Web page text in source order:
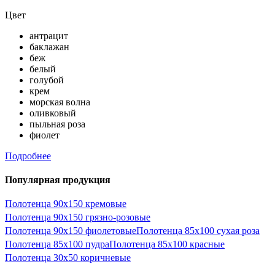
Цвет
антрацит
баклажан
беж
белый
голубой
крем
морская волна
оливковый
пыльная роза
фиолет
Подробнее
Популярная продукция
Полотенца 90х150 кремовые
Полотенца 90х150 грязно-розовые
Полотенца 90х150 фиолетовыеПолотенца 85х100 сухая роза
Полотенца 85х100 пудраПолотенца 85х100 красные
Полотенца 30х50 коричневые